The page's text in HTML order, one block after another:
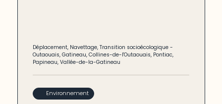
Déplacement, Navettage,Transition socioécologique -
Outaouais,Gatineau,Collines-de-l'Outaouais, Pontiac,
Papineau,Vallée-de-la-Gatineau
Environnement